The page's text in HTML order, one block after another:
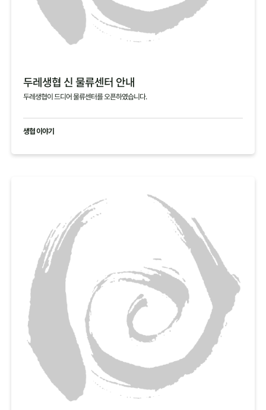
두레생협 신 물류센터 안내
두레생협이 드디어 물류센터를 오픈하였습니다.
생협 이야기